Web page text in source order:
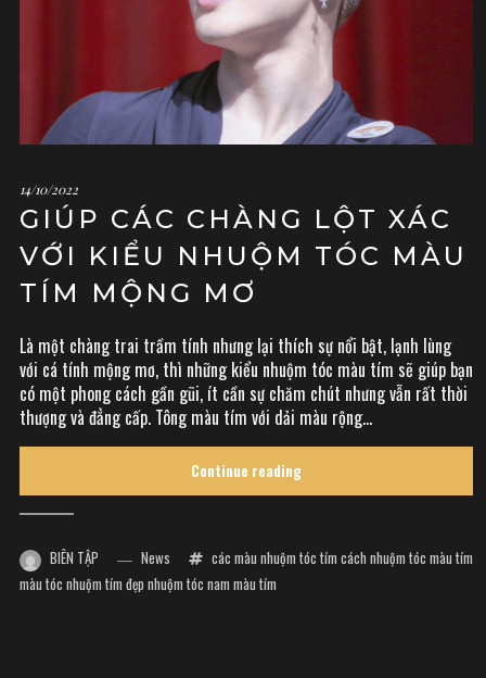
14/10/2022
GIÚP CÁC CHÀNG LỘT XÁC
VỚI KIỂU NHUỘM TÓC MÀU
TÍM MỘNG MƠ
Là một chàng trai trầm tính nhưng lại thích sự nổi bật, lạnh lùng
với cá tính mộng mơ, thì những kiểu nhuộm tóc màu tím sẽ giúp bạn
có một phong cách gần gũi, ít cần sự chăm chút nhưng vẫn rất thời
thượng và đẳng cấp. Tông màu tím với dải màu rộng...
Continue reading
BIÊN TẬP News các màu nhuộm tóc tím cách nhuộm tóc màu tím
màu tóc nhuộm tím đẹp nhuộm tóc nam màu tím